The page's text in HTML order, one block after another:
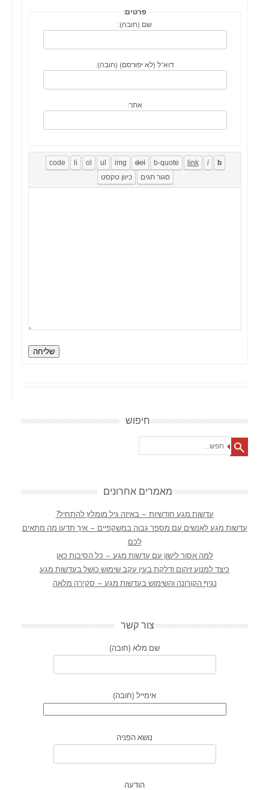
פרטים:
שם (חובה):
דוא"ל (לא יפורסם) (חובה):
אתר:
שליחה
חיפוש
מאמרים אחרונים
עדשות מגע חודשיות – באיזה גיל מומלץ להתחיל?
עדשות מגע לאנשים עם מספר גבוה במשקפיים – איך תדעו מה מתאים
לכם
למה אסור לישון עם עדשות מגע – כל הסיבות כאן
כיצד למנוע זיהום ודלקת בעין עקב שימוש כושל בעדשות מגע
נגיף הקורונה והשימוש בעדשות מגע – סקירה מלאה
צור קשר
שם מלא (חובה)
אימייל (חובה)
נושא הפניה
הודעה